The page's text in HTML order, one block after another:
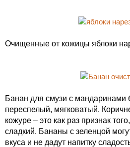
Очищенные от кожицы яблоки
Банан для смузи с мандаринами
переспелый, мягковатый.
кожуре – это как раз признак
сладкий. Бананы с зеленцой
вкуса и не дадут напитку